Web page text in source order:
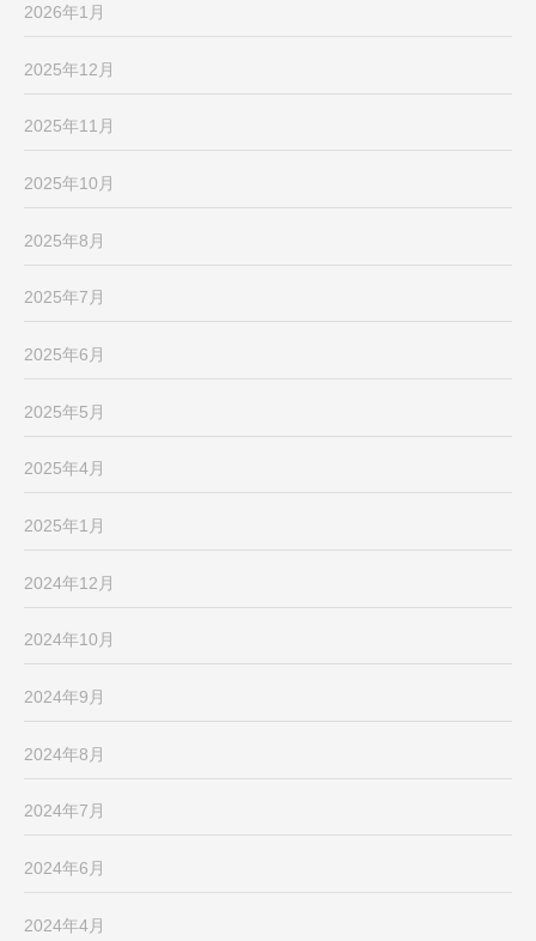
2026年1月
2025年12月
2025年11月
2025年10月
2025年8月
2025年7月
2025年6月
2025年5月
2025年4月
2025年1月
2024年12月
2024年10月
2024年9月
2024年8月
2024年7月
2024年6月
2024年4月